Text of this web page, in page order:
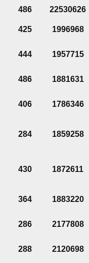
486
22530626
425 1996968
444 1957715
486 1881631
406 1786346
284 1859258
430 1872611
364 1883220
286 2177808
288 2120698